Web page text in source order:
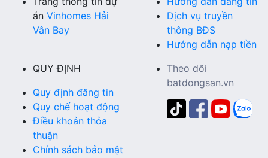
án Vinhomes Hải
Vân Bay
Dịch vụ truyền
thông BĐS
Hướng dẫn nạp tiền
QUY ĐỊNH
Quy định đăng tin
Quy chế hoạt động
Điều khoản thỏa
thuận
Chính sách bảo mật
Theo dõi
batdongsan.vn